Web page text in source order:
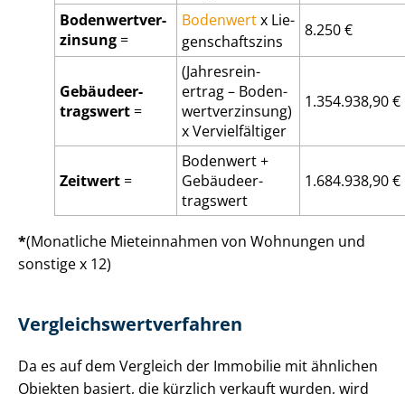
Bo­den­wert­ver­
zin­sung=
Bodenwertx Lie­
gen­schafts­zins
8.250 €
Ge­bäu­de­er­
trags­wert=
(Jah­res­rein­
ertrag – Bo­den­
wert­ver­zin­sung)
x Vervielfältiger
1.354.938,90 €
Zeitwert=
Bodenwert +
Ge­bäu­de­er­
trags­wert
1.684.938,90 €
*(Monatliche Mieteinnahmen von Wohnungen und
sonstige x 12)
Ver­gleichs­wert­ver­fah­ren
Da es auf dem Vergleich der Immobilie mit ähnlichen
Objekten basiert, die kürzlich verkauft wurden, wird